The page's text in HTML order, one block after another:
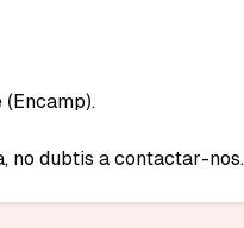
no dubtis a contactar-nos.